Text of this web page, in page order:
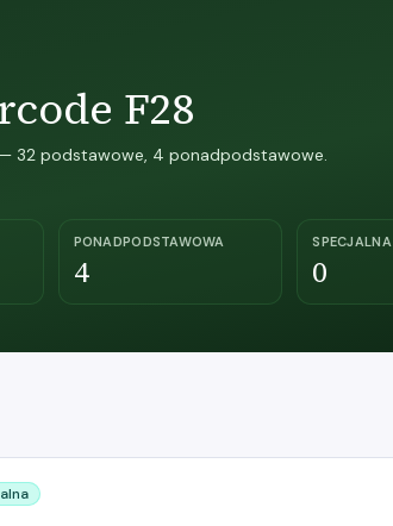
F28
— 32 podstawowe, 4 ponadpodstawowe.
PONADPODSTAWOWA
4
SPECJALNA
0